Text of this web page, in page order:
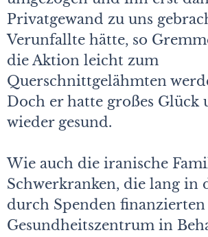
Privatgewand zu uns
Verunfallte hätte, so
die Aktion leicht zum
Querschnittgelähmten
Doch er hatte großes Glück
wieder gesund.
Wie auch die iranische
Schwerkranken, die lang in
durch Spenden finanzierten
Gesundheitszentrum in